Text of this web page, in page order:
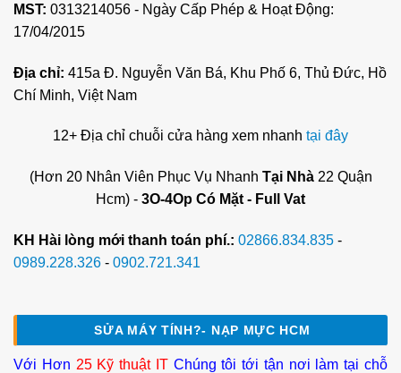
MST: 0313214056 - Ngày Cấp Phép & Hoạt Động:
17/04/2015
Địa chỉ: 415a Đ. Nguyễn Văn Bá, Khu Phố 6, Thủ Đức, Hồ
Chí Minh, Việt Nam
12+ Địa chỉ chuỗi cửa hàng xem nhanh tại đây
(Hơn 20 Nhân Viên Phục Vụ Nhanh Tại Nhà22 Quận
Hcm) - 3O-4Op Có Mặt - Full Vat
KH Hài lòng mới thanh toán phí.: 02866.834.835 -
0989.228.326 - 0902.721.341
SỬA MÁY TÍNH?- NẠP MỰC HCM
Với Hơn 25 Kỹ thuật ITChúng tôi tới tận nơi làm tại chỗ